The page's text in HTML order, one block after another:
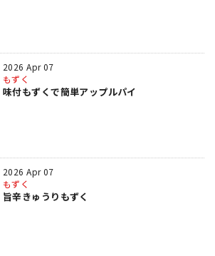
2026 Apr 07
もずく
味付もずくで簡単アップルパイ
2026 Apr 07
もずく
旨辛きゅうりもずく